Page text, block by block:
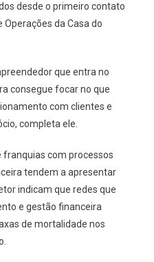
desde o primeiro contato
Operações da Casa do
que entra no
consegue focar no que
com clientes e
completa ele.
franquias com processos
tendem a apresentar
indicam que redes que
e gestão financeira
de mortalidade nos